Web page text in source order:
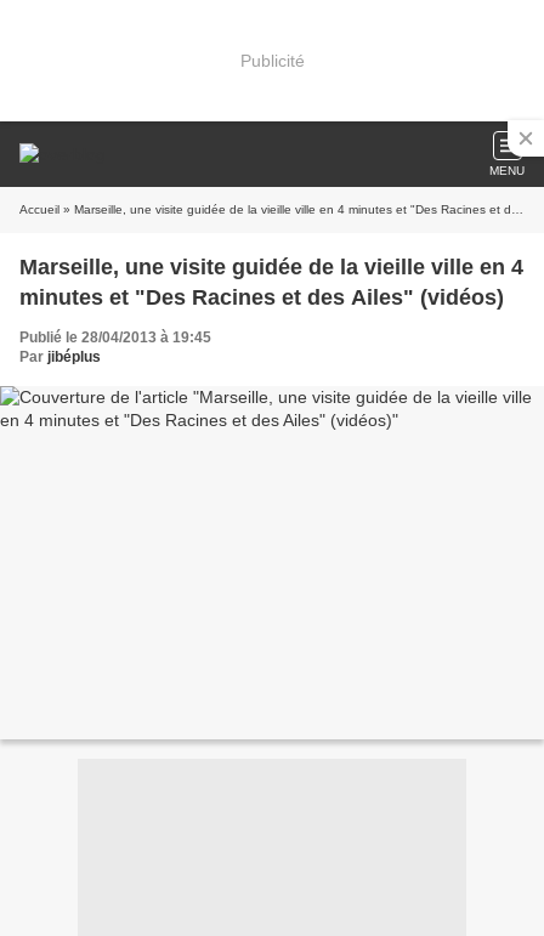
Publicité
MENU
Accueil » Marseille, une visite guidée de la vieille ville en 4 minutes et "Des Racines et des Ailes" (vidéos)
Marseille, une visite guidée de la vieille ville en 4
minutes et "Des Racines et des Ailes" (vidéos)
Publié le 28/04/2013 à 19:45
Par jibéplus